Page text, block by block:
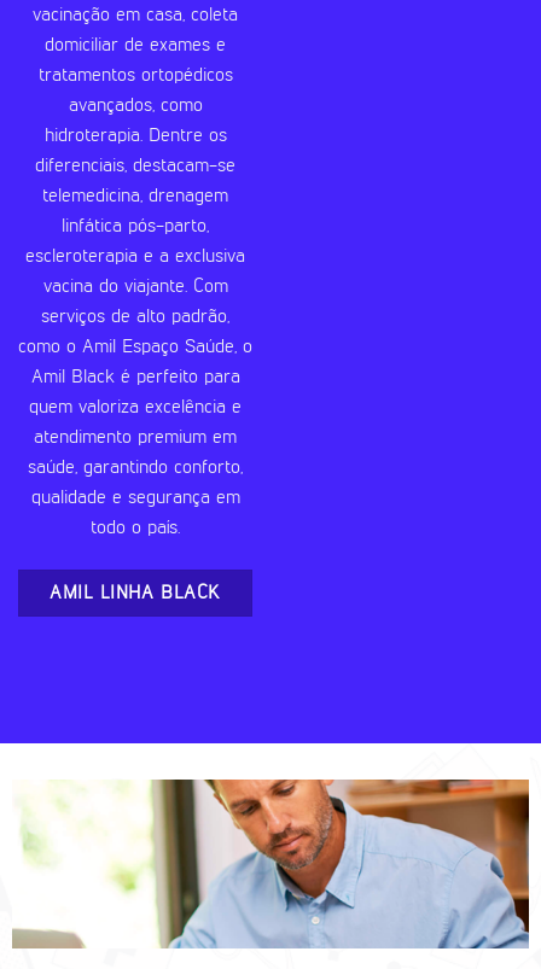
vacinação em casa, coleta
domiciliar de exames e
tratamentos ortopédicos
avançados, como
hidroterapia. Dentre os
diferenciais, destacam-se
telemedicina, drenagem
linfática pós-parto,
escleroterapia e a exclusiva
vacina do viajante. Com
serviços de alto padrão,
como o Amil Espaço Saúde, o
Amil Black é perfeito para
quem valoriza excelência e
atendimento premium em
saúde, garantindo conforto,
qualidade e segurança em
todo o país.
AMIL LINHA BLACK